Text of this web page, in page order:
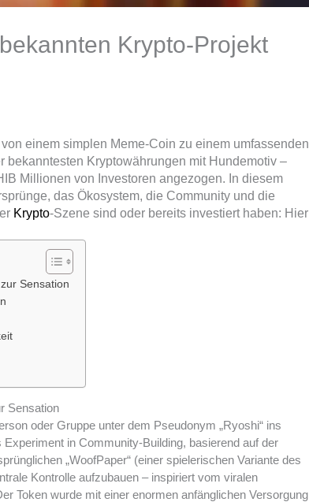
Krypto-Projekt
einem simplen Meme-Coin zu einem umfassenden
Kryptowährungen mit Hundemotiv –
Millionen von Investoren angezogen. In diesem
das Ökosystem, die Community und die
Krypto-Szene sind oder bereits investiert haben: Hier
Sensation
Sensation
oder Gruppe unter dem Pseudonym „Ryoshi“ ins
in Community-Building, basierend auf der
„WoofPaper“ (einer spielerischen Variante des
Kontrolle aufzubauen – inspiriert vom viralen
Token wurde mit einer enormen anfänglichen Versorgung